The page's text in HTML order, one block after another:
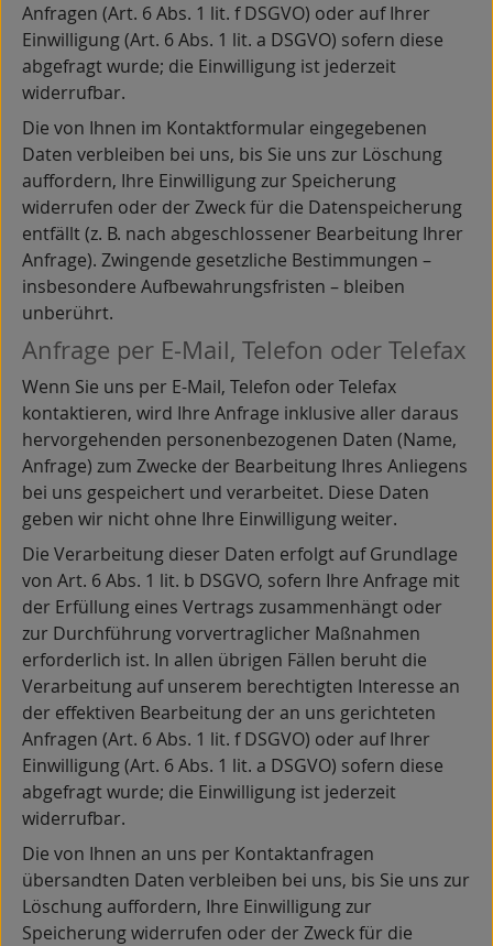
Anfragen (Art. 6 Abs. 1 lit. f DSGVO) oder auf Ihrer
Einwilligung (Art. 6 Abs. 1 lit. a DSGVO) sofern diese
abgefragt wurde; die Einwilligung ist jederzeit
widerrufbar.
Die von Ihnen im Kontaktformular eingegebenen
Daten verbleiben bei uns, bis Sie uns zur Löschung
auffordern, Ihre Einwilligung zur Speicherung
widerrufen oder der Zweck für die Datenspeicherung
entfällt (z. B. nach abgeschlossener Bearbeitung Ihrer
Anfrage). Zwingende gesetzliche Bestimmungen –
insbesondere Aufbewahrungsfristen – bleiben
unberührt.
Anfrage per E-Mail, Telefon oder Telefax
Wenn Sie uns per E-Mail, Telefon oder Telefax
kontaktieren, wird Ihre Anfrage inklusive aller daraus
hervorgehenden personenbezogenen Daten (Name,
Anfrage) zum Zwecke der Bearbeitung Ihres Anliegens
bei uns gespeichert und verarbeitet. Diese Daten
geben wir nicht ohne Ihre Einwilligung weiter.
Die Verarbeitung dieser Daten erfolgt auf Grundlage
von Art. 6 Abs. 1 lit. b DSGVO, sofern Ihre Anfrage mit
der Erfüllung eines Vertrags zusammenhängt oder
zur Durchführung vorvertraglicher Maßnahmen
erforderlich ist. In allen übrigen Fällen beruht die
Verarbeitung auf unserem berechtigten Interesse an
der effektiven Bearbeitung der an uns gerichteten
Anfragen (Art. 6 Abs. 1 lit. f DSGVO) oder auf Ihrer
Einwilligung (Art. 6 Abs. 1 lit. a DSGVO) sofern diese
abgefragt wurde; die Einwilligung ist jederzeit
widerrufbar.
Die von Ihnen an uns per Kontaktanfragen
übersandten Daten verbleiben bei uns, bis Sie uns zur
Löschung auffordern, Ihre Einwilligung zur
Speicherung widerrufen oder der Zweck für die